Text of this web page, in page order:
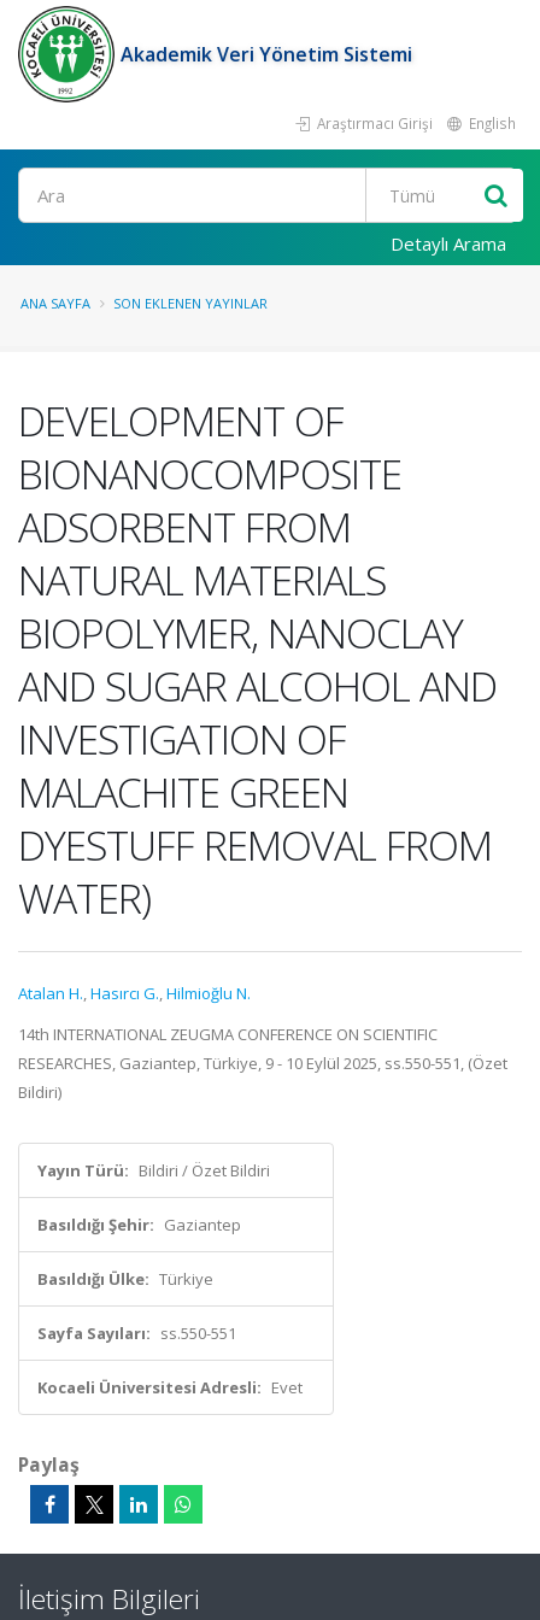
Akademik Veri Yönetim Sistemi
Araştırmacı Girişi English
Ara
Detaylı Arama
ANA SAYFA SON EKLENEN YAYINLAR
DEVELOPMENT OF
BIONANOCOMPOSITE
ADSORBENT FROM
NATURAL MATERIALS
BIOPOLYMER, NANOCLAY
AND SUGAR ALCOHOL AND
INVESTIGATION OF
MALACHITE GREEN
DYESTUFF REMOVAL FROM
WATER)
Atalan H.,Hasırcı G.,Hilmioğlu N.
14th INTERNATIONAL ZEUGMA CONFERENCE ON SCIENTIFIC
RESEARCHES, Gaziantep, Türkiye, 9 - 10 Eylül 2025, ss.550-551, (Özet
Bildiri)
Yayın Türü: Bildiri / Özet Bildiri
Basıldığı Şehir: Gaziantep
Basıldığı Ülke: Türkiye
Sayfa Sayıları: ss.550-551
Kocaeli Üniversitesi Adresli: Evet
Paylaş
İletişim Bilgileri